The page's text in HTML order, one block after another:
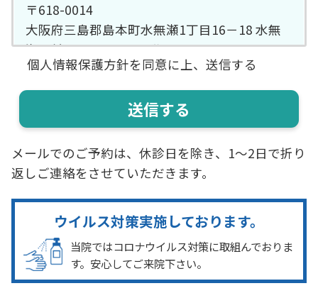
〒618-0014
大阪府三島郡島本町水無瀬1丁目16－18 水無
瀬駅前SSマンション1階
TEL 075-600-9796
ご記入頂きました個人情報は、お問い合わ
せ・ご来店予約において、予約手続き、予約管
理、郵便・電話及びEメールによる情報提供、
統計データを活用したマーケティング活動の
用目的又は法令等に基づく要請の範囲を超え
た利用は致しません。
（個人情報の提供・委託）
ご提供頂きました個人情報は、法令の定めな
個人情報保護方針を同意に上、送信する
メールでのご予約は、休診日を除き、1〜2日で折り
返しご連絡をさせていただきます。
ウイルス対策実施しております。
当院ではコロナウイルス対策に取組んでおりま
す。安心してご来院下さい。